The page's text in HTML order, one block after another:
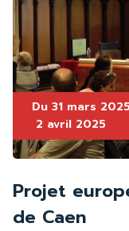
Du 31 mars
2 avril 2025
Projet
de Caen